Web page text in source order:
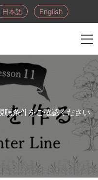
日本語 English
新
規
会
員
登
録
聴条件をご確認ください